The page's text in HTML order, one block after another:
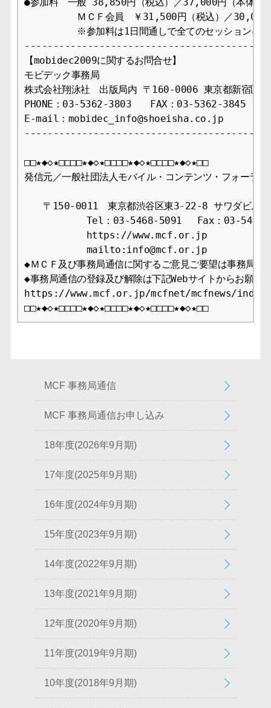
ＭＣＦ会員　￥31,500円（税込）／30,000円
※参加料は1日間通しで全てのセッションに参
【mobidec2009に関するお問合せ】
モビデック事務局
株式会社翔泳社　出版局内 〒160-0006 東京都新宿区
PHONE：03-5362-3803　　FAX：03-5362-3845
E-mail：mobidec_info@shoeisha.co.jp
□□★◆◇★□□□□★◆◇★□□□□★◆◇★□□□□★◆◇★□□
発信元／一般社団法人モバイル・コンテンツ・フォーラム
〒150-0011　東京都渋谷区東3-22-8 サワダビル
Tel：03-5468-5091 　Fax：03-5468-
https://www.mcf.or.jp
mailto:info@mcf.or.jp
◆ＭＣＦ及び事務局通信に関するご意見ご要望は事務局ま
◆事務局通信の登録及び解除は下記Webサイトからお願い
https://www.mcf.or.jp/mcfnet/mcfnews/
□□★◆◇★□□□□★◆◇★□□□□★◆◇★□□□□★◆◇★□□
MCF 事務局通信
MCF 事務局通信お申し込み
18年度(2026年9月期)
17年度(2025年9月期)
16年度(2024年9月期)
15年度(2023年9月期)
14年度(2022年9月期)
13年度(2021年9月期)
12年度(2020年9月期)
11年度(2019年9月期)
10年度(2018年9月期)